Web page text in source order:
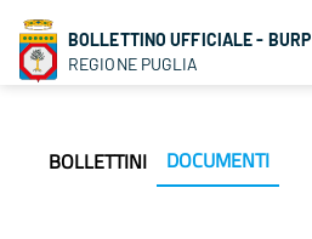
BOLLETTINO UFFICIALE - BURP
REGIONE PUGLIA
BOLLETTINI DOCUMENTI